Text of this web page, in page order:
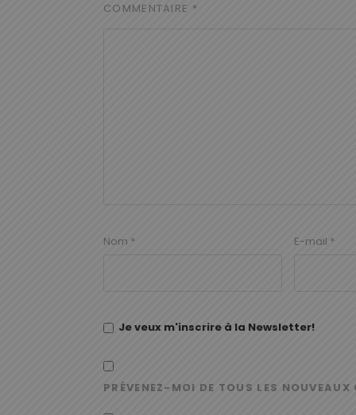
COMMENTAIRE *
Nom * E-mail *
Je veux m'inscrire à la Newsletter!
PRÉVENEZ-MOI DE TOUS LES